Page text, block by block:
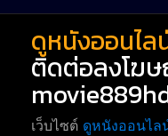
ดูหนังออนไล
ติดต่อลงโฆ
เว็บไซต์ ดูหนังออนไล